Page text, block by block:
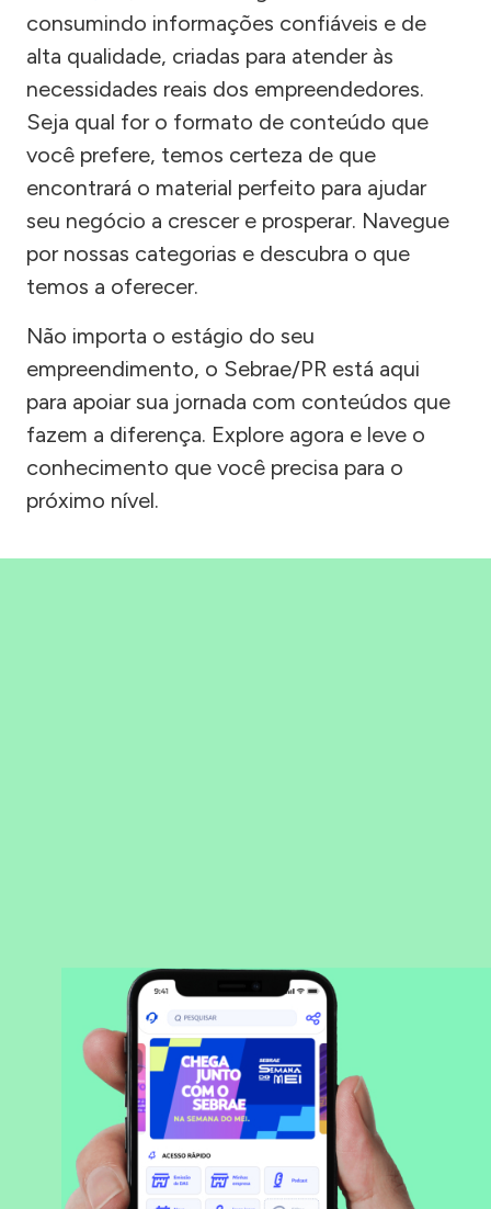
consumindo informações confiáveis e de
alta qualidade, criadas para atender às
necessidades reais dos empreendedores.
Seja qual for o formato de conteúdo que
você prefere, temos certeza de que
encontrará o material perfeito para ajudar
seu negócio a crescer e prosperar. Navegue
por nossas categorias e descubra o que
temos a oferecer.
Não importa o estágio do seu
empreendimento, o Sebrae/PR está aqui
para apoiar sua jornada com conteúdos que
fazem a diferença. Explore agora e leve o
conhecimento que você precisa para o
próximo nível.